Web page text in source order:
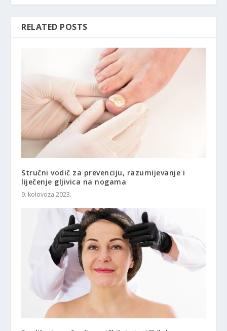
RELATED POSTS
Stručni vodič za prevenciju, razumijevanje i
liječenje gljivica na nogama
9. kolovoza 2023.